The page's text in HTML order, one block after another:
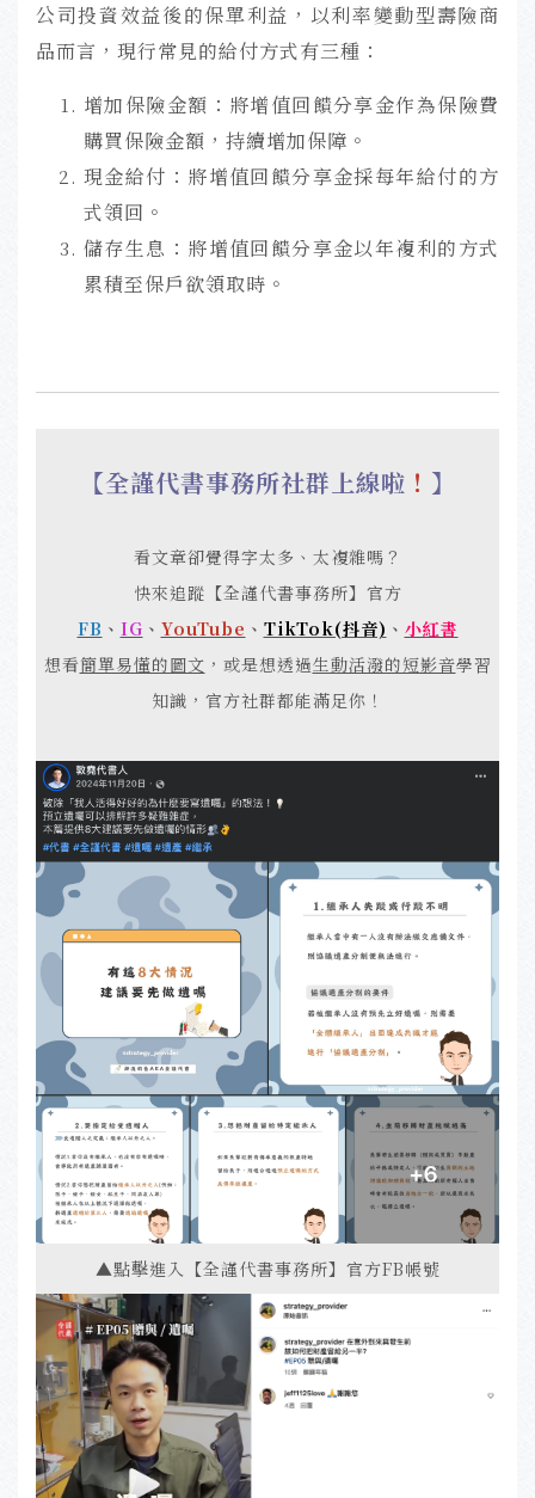
公司投資效益後的保單利益，以利率變動型壽險商
品而言，現行常見的給付方式有三種：
增加保險金額：將增值回饋分享金作為保險費
購買保險金額，持續增加保障。
現金給付：將增值回饋分享金採每年給付的方
式領回。
儲存生息：將增值回饋分享金以年複利的方式
累積至保戶欲領取時。
【全謹代書事務所社群上線啦 ！ 】
看文章卻覺得字太多、太複雜嗎？
快來追蹤【全謹代書事務所】官方
FB 、 IG 、 YouTube 、 TikTok(抖音) 、 小紅書
想看簡單易懂的圖文 ，或是想透過生動活潑的短影音學習
知識，官方社群都能滿足你！
▲點擊進入【全謹代書事務所】官方FB帳號